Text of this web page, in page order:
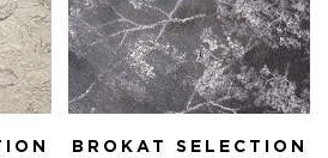
BROKAT SELECTION